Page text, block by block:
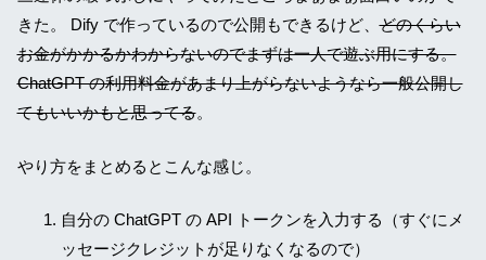
日 自分はScrapboxよりはて
なブログのほうをよく書いて
るので、当然はて…
きた。 Dify で作っているので公開もできるけど、どのくらい
お金がかかるかわからないのでまずは一人で遊ぶ用にする。
ChatGPT の利用料金があまり上がらないようなら一般公開し
てもいいかもと思ってる。
やり方をまとめるとこんな感じ。
自分の ChatGPT の API トークンを入力する（すぐにメ
ッセージクレジットが足りなくなるので）